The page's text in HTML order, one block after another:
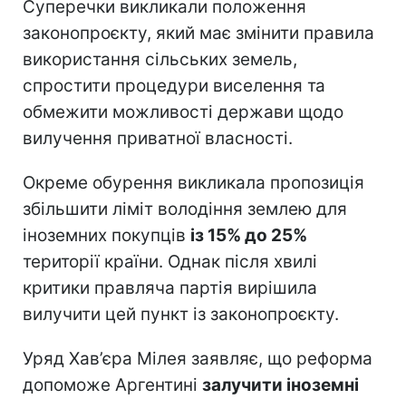
Суперечки викликали положення
законопроєкту, який має змінити правила
використання сільських земель,
спростити процедури виселення та
обмежити можливості держави щодо
вилучення приватної власності.
Окреме обурення викликала пропозиція
збільшити ліміт володіння землею для
іноземних покупців із 15% до 25%
території країни. Однак після хвилі
критики правляча партія вирішила
вилучити цей пункт із законопроєкту.
Уряд Хав’єра Мілея заявляє, що реформа
допоможе Аргентині залучити іноземні